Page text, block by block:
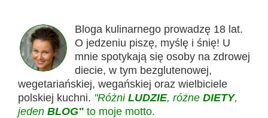
Bloga kulinarnego prowadzę 18 lat.
O jedzeniu piszę, myślę i śnię! U
mnie spotykają się osoby na zdrowej
diecie, w tym bezglutenowej,
wegetariańskiej, wegańskiej oraz wielbiciele
polskiej kuchni. "Różni LUDZIE, różne DIETY,
jeden BLOG" to moje motto.